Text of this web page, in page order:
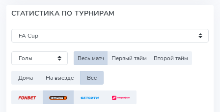
СТАТИСТИКА ПО ТУРНИРАМ
Весь матч Первый тайм Второй тайм
Дома На выезде Все